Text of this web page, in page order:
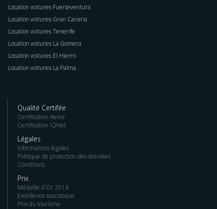
Location voitures Fuerteventura
Location voitures Gran Canaria
Location voitures Tenerife
Location voitures La Gomera
Location voitures El Hierro
Location voitures La Palma
Qualité Certifée
Certification Aenor
Certification IQNet
Légales
Informations légales
Politique de protection des données
Conditions
Prix
Médaille d´Or 2014
Excellence touristique
Prix du tourisme